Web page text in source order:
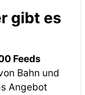
gibt es
Feeds
Bahn und
Angebot